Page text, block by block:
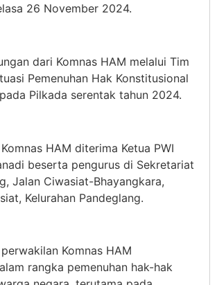
26 November 2024.
dari Komnas HAM melalui Tim
Pemenuhan Hak Konstitusional
Pilkada serentak tahun 2024.
HAM diterima Ketua PWI
beserta pengurus di Sekretariat
Jalan Ciwasiat-Bhayangkara,
Kelurahan Pandeglang.
Komnas HAM
rangka pemenuhan hak-hak